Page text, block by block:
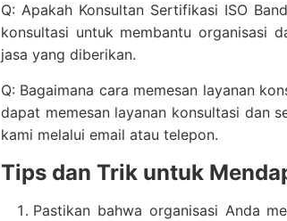
Q: Apakah Konsultan Sertifikasi ISO
konsultasi untuk membantu organisasi
jasa yang diberikan.
Q: Bagaimana cara memesan layanan
dapat memesan layanan konsultasi dan
kami melalui email atau telepon.
Tips dan Trik untuk
Pastikan bahwa organisasi Anda